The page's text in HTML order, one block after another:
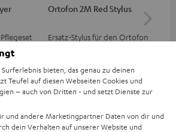
Ortofon 2M Red Stylus
Ersatz-Stylus für den Ortofon
69, €
bieten, das genau zu deinen
Teufel auf diesen Webseiten Cookies und
– auch von Dritten - und setzt Dienste zur
und andere Marketingpartner Daten von dir und
dein Verhalten auf unserer Website und